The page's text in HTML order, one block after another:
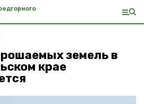
земель в
крае